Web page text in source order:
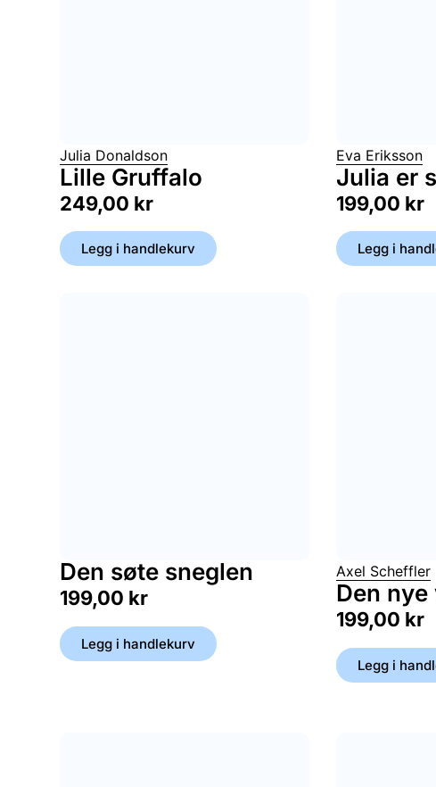
Julia Donaldson
Lille Gruffalo
249,00 kr
Legg i handlekurv
Eva Eriksson
Julia er
199,00 kr
Legg i
Den søte sneglen
199,00 kr
Legg i handlekurv
Axel Scheffler
Den nye
199,00 kr
Legg i